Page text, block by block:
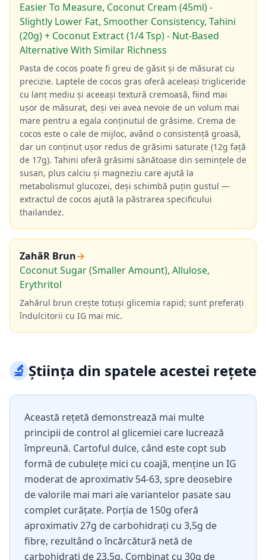
Easier To Measure, Coconut Cream (45ml) -
Slightly Lower Fat, Smoother Consistency, Tahini
(20g) + Coconut Extract (1/4 Tsp) - Nut-Based
Alternative With Similar Richness
Pasta de cocos poate fi greu de găsit și de măsurat cu
precizie. Laptele de cocos gras oferă aceleași trigliceride
cu lanț mediu și aceeași textură cremoasă, fiind mai
ușor de măsurat, deși vei avea nevoie de un volum mai
mare pentru a egala conținutul de grăsime. Crema de
cocos este o cale de mijloc, având o consistență groasă,
dar un conținut ușor redus de grăsimi saturate (12g față
de 17g). Tahini oferă grăsimi sănătoase din semințele de
susan, plus calciu și magneziu care ajută la
metabolismul glucozei, deși schimbă puțin gustul —
extractul de cocos ajută la păstrarea specificului
thailandez.
ZahăR Brun→
Coconut Sugar (Smaller Amount), Allulose,
Erythritol
Zahărul brun crește totuși glicemia rapid; sunt preferați
îndulcitorii cu IG mai mic.
🔬Știința din spatele acestei rețete
Această rețetă demonstrează mai multe
principii de control al glicemiei care lucrează
împreună. Cartoful dulce, când este copt sub
formă de cubulețe mici cu coajă, menține un IG
moderat de aproximativ 54-63, spre deosebire
de valorile mai mari ale variantelor pasate sau
complet curățate. Porția de 150g oferă
aproximativ 27g de carbohidrați cu 3,5g de
fibre, rezultând o încărcătură netă de
carbohidrați de 23,5g. Combinat cu 30g de